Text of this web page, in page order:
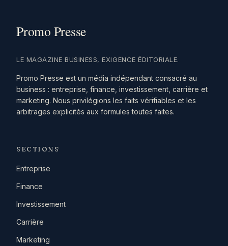
LE MAGAZINE BUSINESS, EXIGENCE ÉDITORIALE.
Promo Presse est un média indépendant consacré au
business : entreprise, finance, investissement, carrière et
marketing. Nous privilégions les faits vérifiables et les
arbitrages explicités aux formules toutes faites.
SECTIONS
Entreprise
Finance
Investissement
Carrière
Marketing